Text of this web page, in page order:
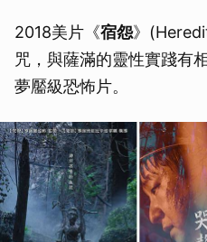
2018美片《宿怨》
咒，與薩滿的靈性實踐有
夢靨級恐怖片。